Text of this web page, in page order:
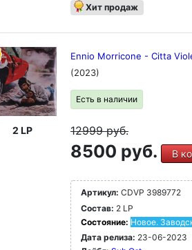
Хит продаж
2 LP
Ennio Morricone - Citta
(2023)
Есть в наличии
12999руб.
8500 руб. В
Артикул: CDVP 3989772
Состав: 2 LP
Состояние: Новое.
Дата релиза: 23-06-2023